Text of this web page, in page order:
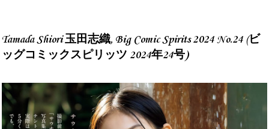
Tamada Shiori 玉田志織, Big Comic Spirits 2024 No.24 (ビ
ッグコミックスピリッツ 2024年24号)